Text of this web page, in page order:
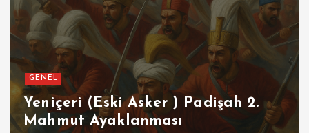
GENEL
Yeniçeri (Eski Asker ) Padişah 2.
Mahmut Ayaklanması